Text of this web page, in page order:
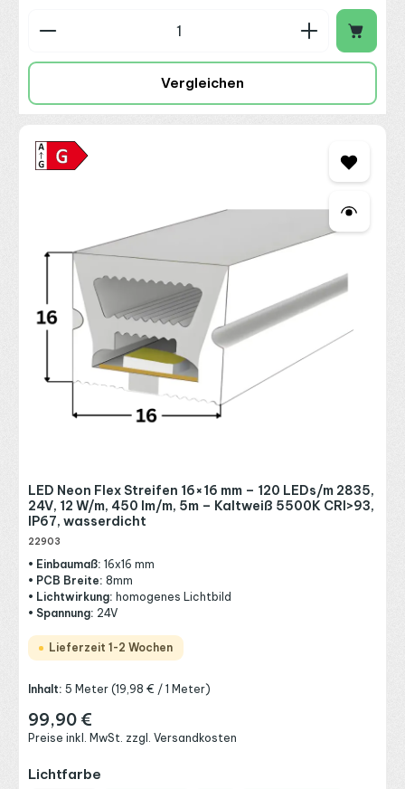
Produkt Anzahl: Gib den gewünschten Wert
Vergleichen
LED Neon Flex Streifen 16×16 mm – 120 LEDs/m 2835,
24V, 12 W/m, 450 lm/m, 5m – Kaltweiß 5500K CRI>93,
IP67, wasserdicht
22903
• Einbaumaß: 16x16 mm
• PCB Breite: 8mm
• Lichtwirkung: homogenes Lichtbild
• Spannung: 24V
Lieferzeit 1-2 Wochen
Inhalt:5 Meter(19,98 € / 1 Meter)
Regulärer Preis:
99,90 €
Preise inkl. MwSt. zzgl. Versandkosten
Lichtfarbe